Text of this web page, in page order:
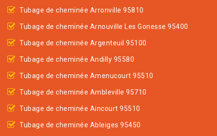
Tubage de cheminée Arronville 95810
Tubage de cheminée Arnouville Les Gonesse 95400
Tubage de cheminée Argenteuil 95100
Tubage de cheminée Andilly 95580
Tubage de cheminée Amenucourt 95510
Tubage de cheminée Ambleville 95710
Tubage de cheminée Aincourt 95510
Tubage de cheminée Ableiges 95450